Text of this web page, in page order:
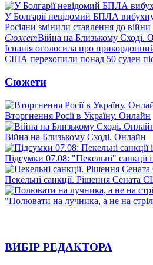
У Болгарії невідомий БПЛА
Росіяни змінили ставлення до
СюжетВійна на Близькому Сході.
Іспанія оголосила про
США перехопили понад 50 суден
Сюжети
Вторгнення Росії в Україну. Онлайн
Війна на Близькому Сході. Онлайн
Підсумки 07.08: "Пекельні" санкції
Пекельні санкції. Рішення Сената
"Полювати на лучника, а не на
ВИБІР РЕДАКТОРА